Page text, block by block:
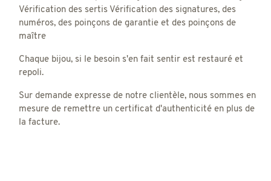
Vérification des sertis Vérification des signatures, des
numéros, des poinçons de garantie et des poinçons de
maître
Chaque bijou, si le besoin s'en fait sentir est restauré et
repoli.
Sur demande expresse de notre clientèle, nous sommes en
mesure de remettre un certificat d'authenticité en plus de
la facture.